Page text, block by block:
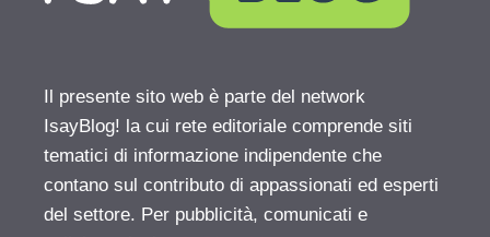
Il presente sito web è parte del network
IsayBlog! la cui rete editoriale comprende siti
tematici di informazione indipendente che
contano sul contributo di appassionati ed esperti
del settore. Per pubblicità, comunicati e